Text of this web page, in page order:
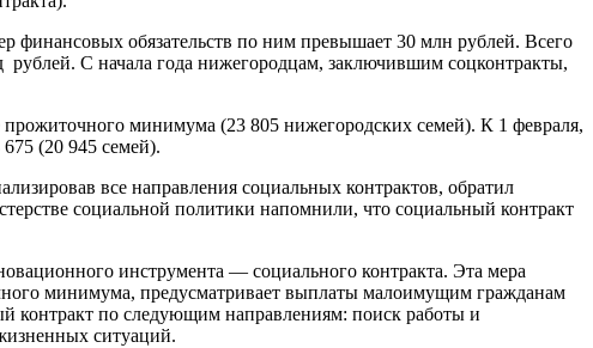
финансовых обязательств по ним превышает 30 млн рублей. Всего
С начала года нижегородцам, заключившим соцконтракты,
минимума (23 805 нижегородских семей). К 1 февраля,
(20 945 семей).
все направления социальных контрактов, обратил
социальной политики напомнили, что социальный контракт
инструмента — социального контракта. Эта мера
минимума, предусматривает выплаты малоимущим гражданам
контракт по следующим направлениям: поиск работы и
ситуаций.